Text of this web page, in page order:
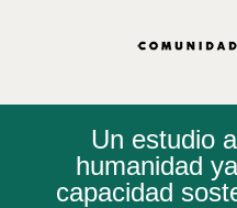
Un estudio
humanidad
capacidad